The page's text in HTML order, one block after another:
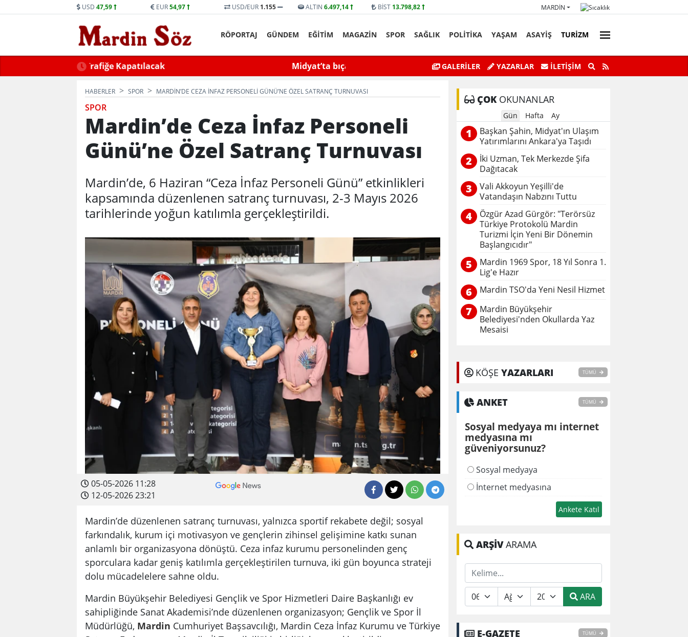
USD 47,59 EUR54,97 USD/EUR 1.155 ALTIN 6.497,14 BİST 13.798,82 MARDIN
RÖPORTAJ GÜNDEM EĞİTİM MAGAZİN SPOR SAĞLIK POLİTİKA YAŞAM ASAYİŞ TURİZM
Trafiğe Kapatılacak Midyat’ta bıçaklı kavga can aldı
Mardin’de Ceza İnfaz Personeli Günü’ne Özel Satranç
Turnuvası
GALERİLER YAZARLAR İLETIŞIM
HABERLER SPOR MARDIN’DE CEZA İNFAZ PERSONELI GÜNÜ’NE ÖZEL SATRANÇ TURNUVASI
SPOR
Mardin’de Ceza İnfaz Personeli
Günü’ne Özel Satranç Turnuvası
Mardin’de, 6 Haziran “Ceza İnfaz Personeli Günü” etkinlikleri
kapsamında düzenlenen satranç turnuvası, 2-3 Mayıs 2026
tarihlerinde yoğun katılımla gerçekleştirildi.
05-05-2026 11:28
12-05-2026 23:21
Mardin’de düzenlenen satranç turnuvası, yalnızca sportif rekabete değil; sosyal
farkındalık, kurum içi motivasyon ve gençlerin zihinsel gelişimine katkı sunan
anlamlı bir organizasyona dönüştü. Ceza infaz kurumu personelinden genç
sporculara kadar geniş katılımla gerçekleştirilen turnuva, iki gün boyunca strateji
dolu mücadelelere sahne oldu.
Mardin Büyükşehir Belediyesi Gençlik ve Spor Hizmetleri Daire Başkanlığı ev
sahipliğinde Sanat Akademisi’nde düzenlenen organizasyon; Gençlik ve Spor İl
Müdürlüğü, Mardin Cumhuriyet Başsavcılığı, Mardin Ceza İnfaz Kurumu ve Türkiye
ÇOKOKUNANLAR
Gün Hafta Ay
1
Başkan Şahin, Midyat'ın Ulaşım
Yatırımlarını Ankara'ya Taşıdı
2
İki Uzman, Tek Merkezde Şifa
Dağıtacak
3
Vali Akkoyun Yeşilli'de
Vatandaşın Nabzını Tuttu
4
Özgür Azad Gürgör: "Terörsüz
Türkiye Protokolü Mardin
Turizmi İçin Yeni Bir Dönemin
Başlangıcıdır"
5
Mardin 1969 Spor, 18 Yıl Sonra 1.
Lig'e Hazır
6 Mardin TSO'da Yeni Nesil Hizmet
7
Mardin Büyükşehir
Belediyesi'nden Okullarda Yaz
Mesaisi
KÖŞE YAZARLARI TÜMÜ
ANKET TÜMÜ
Sosyal medyaya mı internet
medyasına mı
güveniyorsunuz?
Sosyal medyaya
İnternet medyasına
ARŞİVARAMA
ARA
E-GAZETE TÜMÜ